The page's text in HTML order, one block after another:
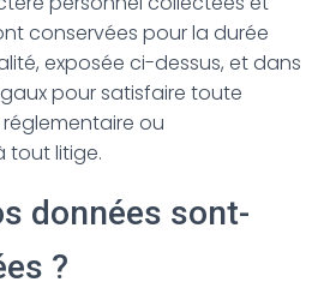
conservées pour la durée
exposée ci-dessus, et dans
pour satisfaire toute
ou
tout litige.
données sont-
?